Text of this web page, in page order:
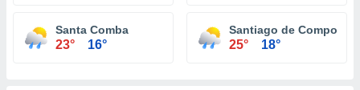
Santa Comba
23° 16°
Santiago de
25° 18°